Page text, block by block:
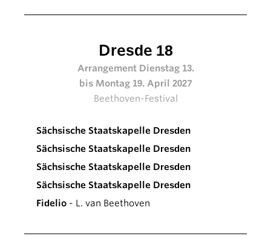
Dresde 18
Arrangement Dienstag 13.
bis Montag 19. April 2027
Beethoven-Festival
Sächsische Staatskapelle Dresden
Sächsische Staatskapelle Dresden
Sächsische Staatskapelle Dresden
Sächsische Staatskapelle Dresden
Fidelio - L. van Beethoven